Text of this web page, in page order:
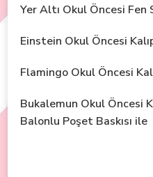
Yer Altı Okul Öncesi
Einstein Okul Öncesi
Flamingo Okul Öncesi
Bukalemun Okul Öncesi
Balonlu Poşet Baskısı ile